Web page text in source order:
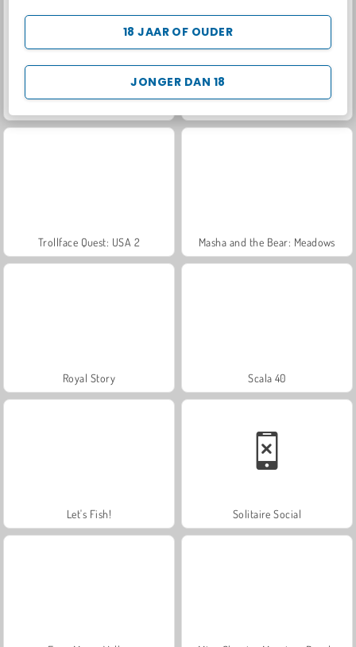
JONGER DAN 18
18 JAAR OF OUDER
Trollface Quest: USA 2 Masha and the Bear: Meadows
Royal Story Scala 40
Let's Fish! Solitaire Social